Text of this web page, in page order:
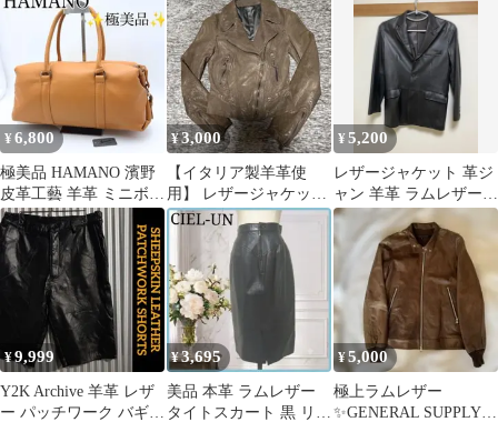
本革
¥6,800
極美品 HAMANO 濱野
皮革工藝 羊革 ミニボス
トンバッグ 皇室御用達
¥3,000
【イタリア製羊革使
用】 レザージャケッ
ト ライダース
¥5,200
レザージャケット 革ジ
ャン 羊革 ラムレザー
ブラック M
¥9,999
Y2K Archive 羊革 レザ
ー パッチワーク バギー
¥3,695
美品 本革 ラムレザー
タイトスカート 黒 リア
¥5,000
極上ラムレザー
✨GENERAL SUPPLY